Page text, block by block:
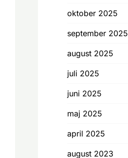
oktober 2025
september 2025
august 2025
juli 2025
juni 2025
maj 2025
april 2025
august 2023